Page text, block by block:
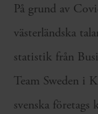
På grund av
västerländska
statistik från
Team Sweden i
svenska